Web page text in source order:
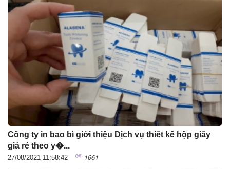
Công ty in bao bì giới thiệu Dịch vụ thiết kế hộp giấy
giá rẻ theo y�...
27/08/2021 11:58:42 1661